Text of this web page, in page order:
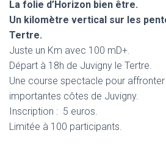
La folie d’Horizon bien être.
Un kilomètre vertical sur les
Tertre.
Juste un Km avec 100 mD+.
Départ à 18h de Juvigny le Tertre.
Une course spectacle pour affronter
importantes côtes de Juvigny.
Inscription : 5 euros.
Limitée à 100 participants.